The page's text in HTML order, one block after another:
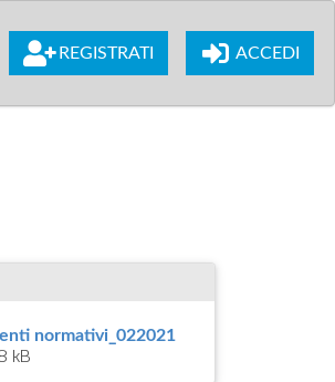
REGISTRATI ACCEDI
normativi_022021
kB